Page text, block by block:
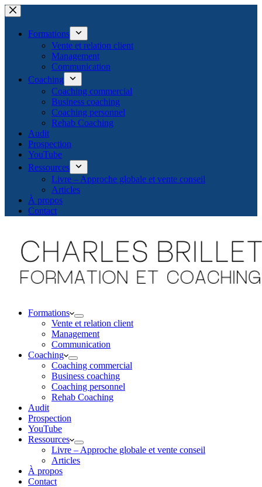
Passer
au
contenuFormations
Vente et relation client
Management
Communication
Coaching
Coaching commercial
Business coaching
Coaching personnel
Rehab Coaching
Audit
Prospection
YouTube
Ressources
Livre – Approche globale et vente conseil
Articles
À propos
Contact
Formations
Vente et relation client
Management
Communication
Coaching
Coaching commercial
Business coaching
Coaching personnel
Rehab Coaching
Audit
Prospection
YouTube
Ressources
Livre – Approche globale et vente conseil
Articles
À propos
Contact